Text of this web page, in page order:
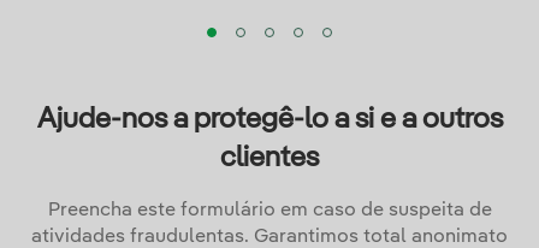
Ajude-nos a protegê-lo a si e a outros
clientes
Preencha este formulário em caso de suspeita de
atividades fraudulentas. Garantimos total anonimato